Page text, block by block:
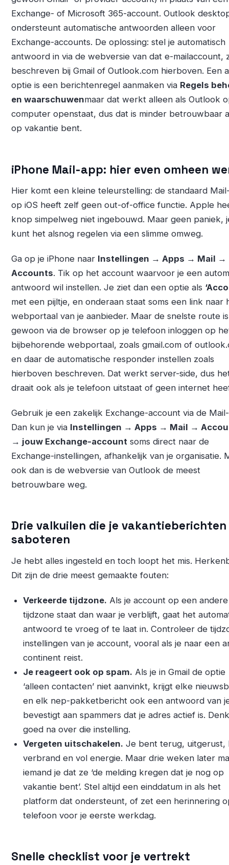
Exchange- of Microsoft 365-account. Outlook
ondersteunt automatische antwoorden alleen voor
Exchange-accounts. De oplossing: stel je automatisch
antwoord in via de webversie van dat e-mailaccount,
beschreven bij Gmail of Outlook.com hierboven. Een
optie is een berichtenregel aanmaken via Regels
en waarschuwenmaar dat werkt alleen als Outlook
computer openstaat, dus dat is minder betrouwbaar
op vakantie bent.
iPhone Mail-app: hier even omheen
Hier komt een kleine teleurstelling: de standaard
op iOS heeft zelf geen out-of-office functie. Apple
knop simpelweg niet ingebouwd. Maar geen paniek,
kunt het alsnog regelen via een slimme omweg.
Ga op je iPhone naar Instellingen → Apps → Mail →
Accounts. Tik op het account waarvoor je een
antwoord wil instellen. Je ziet dan een optie als
met een pijltje, en onderaan staat soms een link naar
webportaal van je aanbieder. Maar de snelste route is
gewoon via de browser op je telefoon inloggen op
bijbehorende webportaal, zoals gmail.com of
en daar de automatische responder instellen zoals
hierboven beschreven. Dat werkt server-side, dus
draait ook als je telefoon uitstaat of geen internet
Gebruik je een zakelijk Exchange-account via de
Dan kun je via Instellingen → Apps → Mail →
→ jouw Exchange-account soms direct naar de
Exchange-instellingen, afhankelijk van je organisatie.
ook dan is de webversie van Outlook de meest
betrouwbare weg.
Drie valkuilen die je vakantieberichten
saboteren
Je hebt alles ingesteld en toch loopt het mis.
Dit zijn de drie meest gemaakte fouten:
Verkeerde tijdzone. Als je account op een andere
tijdzone staat dan waar je verblijft, gaat het
antwoord te vroeg of te laat in. Controleer de
instellingen van je account, vooral als je naar een
continent reist.
Je reageert ook op spam. Als je in Gmail de optie
‘alleen contacten’ niet aanvinkt, krijgt elke
en elk nep-pakketbericht ook een antwoord van
bevestigt aan spammers dat je adres actief is.
goed na over die instelling.
Vergeten uitschakelen. Je bent terug, uitgerust,
verbrand en vol energie. Maar drie weken later
iemand je dat ze ‘de melding kregen dat je nog op
vakantie bent’. Stel altijd een einddatum in als het
platform dat ondersteunt, of zet een herinnering
telefoon voor je eerste werkdag.
Snelle checklist voor je vertrekt